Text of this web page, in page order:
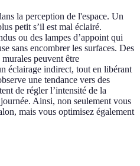
la perception de l'espace. Un
petit s’il est mal éclairé.
ou des lampes d’appoint qui
sans encombrer les surfaces. Des
peuvent être
éclairage indirect, tout en libérant
une tendance vers des
de régler l’intensité de la
Ainsi, non seulement vous
mais vous optimisez également